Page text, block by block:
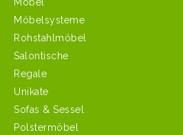
Möbel
Möbelsysteme
Rohstahlmöbel
Salontische
Regale
Unikate
Sofas & Sessel
Polstermöbel